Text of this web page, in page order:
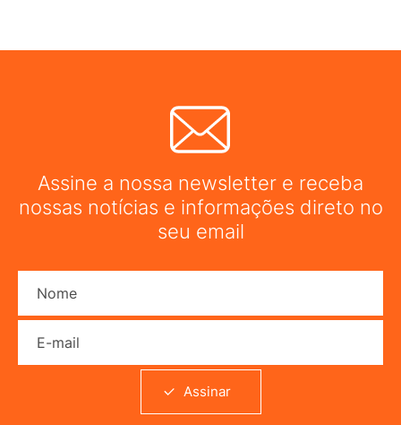
Assine a nossa newsletter e receba
nossas notícias e informações direto no
seu email
Assinar